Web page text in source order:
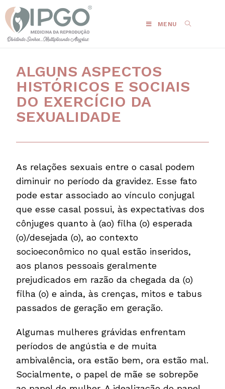
MENU
ALGUNS ASPECTOS
HISTÓRICOS E SOCIAIS
DO EXERCÍCIO DA
SEXUALIDADE
As relações sexuais entre o casal podem
diminuir no período da gravidez. Esse fato
pode estar associado ao vínculo conjugal
que esse casal possui, às expectativas dos
cônjuges quanto à (ao) filha (o) esperada
(o)/desejada (o), ao contexto
socioeconômico no qual estão inseridos,
aos planos pessoais geralmente
prejudicados em razão da chegada da (o)
filha (o) e ainda, às crenças, mitos e tabus
passados de geração em geração.
Algumas mulheres grávidas enfrentam
períodos de angústia e de muita
ambivalência, ora estão bem, ora estão mal.
Socialmente, o papel de mãe se sobrepõe